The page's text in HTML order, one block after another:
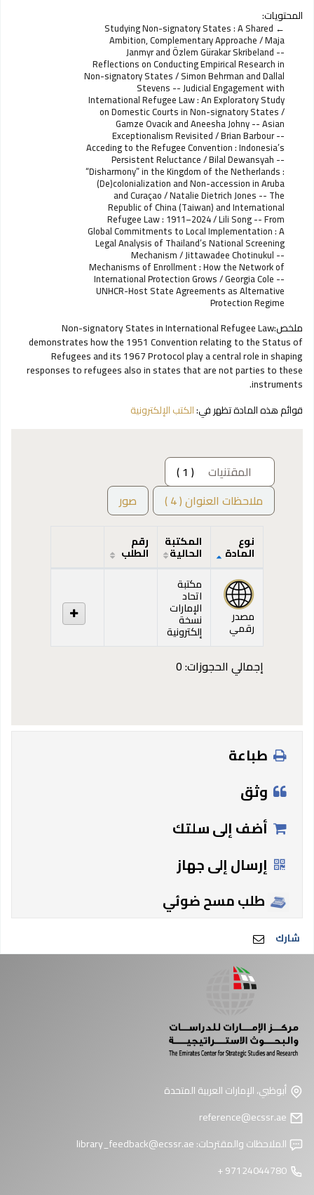
المحتويات:
Studying Non-signatory States : A Shared
Ambition, Complementary Approache / Maja
Janmyr and Özlem Gürakar Skribeland --
Reflections on Conducting Empirical Research in
Non-signatory States / Simon Behrman and Dallal
Stevens -- Judicial Engagement with
International Refugee Law : An Exploratory Study
on Domestic Courts in Non-signatory States /
Gamze Ovacık and Aneesha Johny -- Asian
Exceptionalism Revisited / Brian Barbour --
Acceding to the Refugee Convention : Indonesia’s
Persistent Reluctance / Bilal Dewansyah --
“Disharmony” in the Kingdom of the Netherlands :
(De)colonialization and Non-accession in Aruba
and Curaçao / Natalie Dietrich Jones -- The
Republic of China (Taiwan) and International
Refugee Law : 1911–2024 / Lili Song -- From
Global Commitments to Local Implementation : A
Legal Analysis of Thailand’s National Screening
Mechanism / Jittawadee Chotinukul --
Mechanisms of Enrollment : How the Network of
International Protection Grows / Georgia Cole --
UNHCR-Host State Agreements as Alternative
Protection Regime
ملخص:Non-signatory States in International Refugee Law
demonstrates how the 1951 Convention relating to the Status of
Refugees and its 1967 Protocol play a central role in shaping
responses to refugees also in states that are not parties to these
instruments.
قوائم هذه المادة تظهر في:الكتب الإلكترونية
المقتنيات
( 1 )
ملاحظات العنوان ( 4 )
صور
المقتنيات
نوع
المادة
المكتبة
الحالية
رقم
الطلب
مصدر
رقمي
مكتبة
اتحاد
الإمارات
نسخة
إلكترونية
إجمالي الحجوزات: 0
طباعة
وثق
أضف إلى سلتك
إرسال إلى جهاز
طلب مسح ضوئي
شارك
أبوظبي، الإمارات العربية المتحدة
الملاحظات والمقترحات:library_feedback@ecssr.ae